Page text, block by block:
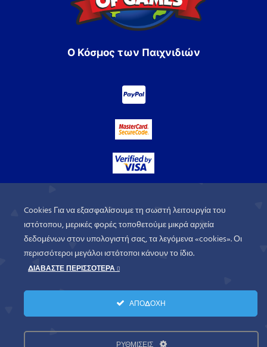
Ο Κόσμος των Παιχνιδιών
© 2026. All rights
Πολιτική Απορρήτου Όροι Χρήσης
Cookies Για να εξασφαλίσουμε τη σωστή λειτουργία του
ιστότοπου, μερικές φορές τοποθετούμε μικρά αρχεία
δεδομένων στον υπολογιστή σας, τα λεγόμενα «cookies». Οι
περισσότεροι μεγάλοι ιστότοποι κάνουν το ίδιο.
ΔΙΑΒΑΣΤΕ ΠΕΡΙΣΣΟΤΕΡΑ
ΑΠΟΔΟΧΗ
ΡΥΘΜΙΣΕΙΣ